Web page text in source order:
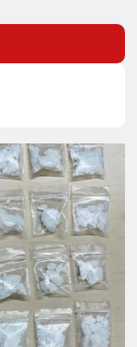
Die
Kleinen Preis: Lidl
Jetzt Bis Zu 13
Prozent